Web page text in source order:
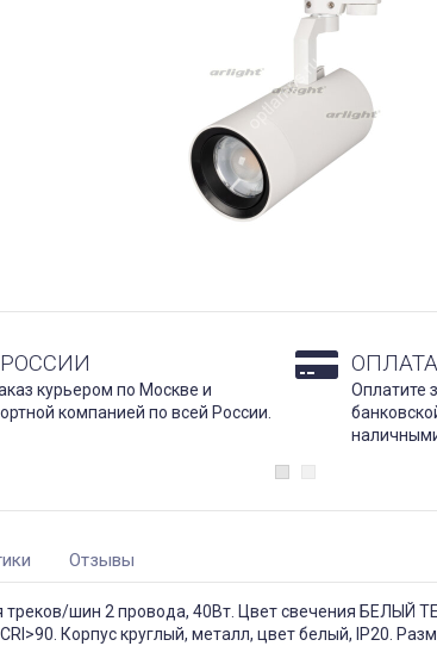
курьером по Москве и
компанией по всей России.
Оплатите
Отзывы
треков/шин 2 провода, 40Вт. Цвет свечения БЕЛЫЙ
Корпус круглый, металл, цвет белый, IP20.